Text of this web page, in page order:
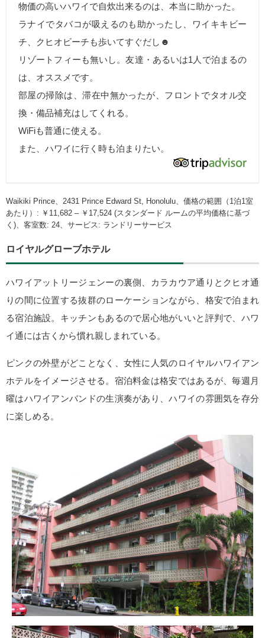
物価の高いハワイで自炊出来るのは、本当に助かった。
ラナイでタバコが吸えるのも助かったし、ワイキキビー
チ、クヒオビーチも歩いてすぐだし☻
リゾートフィーも無いし。友達・あるいは1人で泊まるの
は、オススメです。
部屋の掃除は、滞在中無かったが、フロントでタオル交
換・備品補充はしてくれる。
WiFiも普通に使える。
また、ハワイに行く時も泊まりたい。
Waikiki Prince、2431 Prince Edward St, Honolulu、価格の範囲（1泊1室
あたり）: ￥11,682 – ￥17,524 (スタンダード ルームの平均価格に基づ
く)、客室数: 24、サービス: ランドリーサービス
ロイヤルグローブホテル
ハワイアットリージェンーの裏側、カラカウア通りとクヒオ通
りの間に位置する抜群のローケーションながら、格安で泊まれ
る宿泊施設。キッチンもあるので居心地がいいと評判で、ハワ
イ通には古くから慣れ親しまれている。
ピンクの外壁がどことなく、女性に人気のロイヤルハワイアン
ホテルをイメージさせる。宿泊料金は格安ではあるが、毎週月
曜はハワイアンバンドの生演奏があり、ハワイの雰囲気を存分
に楽しめる。